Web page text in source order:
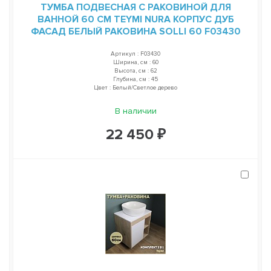
ТУМБА ПОДВЕСНАЯ С РАКОВИНОЙ ДЛЯ
ВАННОЙ 60 СМ TEYMI NURA КОРПУС ДУБ
ФАСАД БЕЛЫЙ РАКОВИНА SOLLI 60 F03430
Артикул : F03430
Ширина, см : 60
Высота, см : 62
Глубина, см : 45
Цвет : Белый/Светлое дерево
В наличии
22 450 ₽